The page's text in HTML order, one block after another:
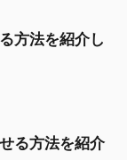
方法を紹介し
る方法を紹介